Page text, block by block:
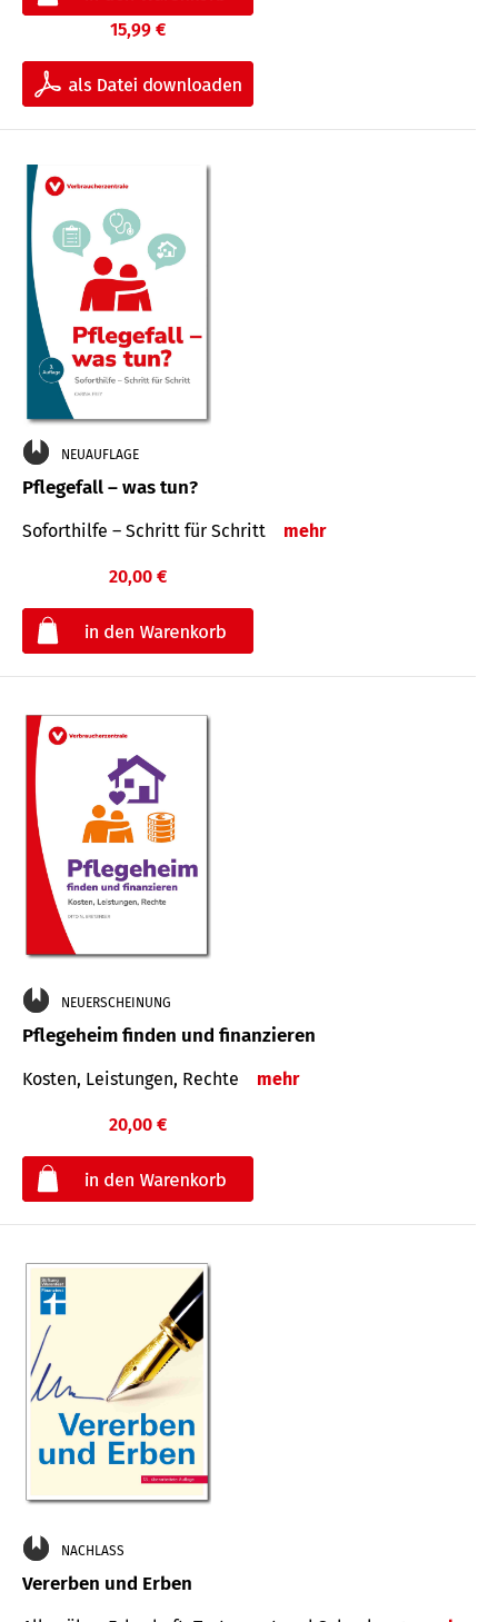
15,99 €
NEUAUFLAGE
Pflegefall – was tun?
Soforthilfe – Schritt für Schritt mehr
20,00 €
NEUERSCHEINUNG
Pflegeheim finden und finanzieren
Kosten, Leistungen, Rechte mehr
20,00 €
NACHLASS
Vererben und Erben